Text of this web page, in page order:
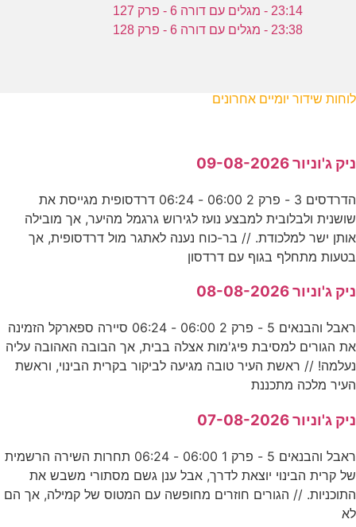
23:14 - מגלים עם דורה 6 - פרק 127
23:38 - מגלים עם דורה 6 - פרק 128
לוחות שידור יומיים אחרונים
ניק ג'וניור 09-08-2026
הדרדסים 3 - פרק 2 06:00 - 06:24 דרדסופית מגייסת את
שושנית ולבלובית למבצע נועז לגירוש גרגמל מהיער, אך מובילה
אותן ישר למלכודת. // בר-כוח נענה לאתגר מול דרדסופית, אך
בטעות מתחלף בגוף עם דרדסון
ניק ג'וניור 08-08-2026
ראבל והבנאים 5 - פרק 2 06:00 - 06:24 סיירה ספארקל הזמינה
את הגורים למסיבת פיג'מות אצלה בבית, אך הבובה האהובה עליה
נעלמה! // ראשת העיר טובה מגיעה לביקור בקרית הבינוי, וראשת
העיר מלכה מתכננת
ניק ג'וניור 07-08-2026
ראבל והבנאים 5 - פרק 1 06:00 - 06:24 תחרות השירה הרשמית
של קרית הבינוי יוצאת לדרך, אבל ענן גשם מסתורי משבש את
התוכניות. // הגורים חוזרים מחופשה עם המטוס של קמילה, אך הם
לא